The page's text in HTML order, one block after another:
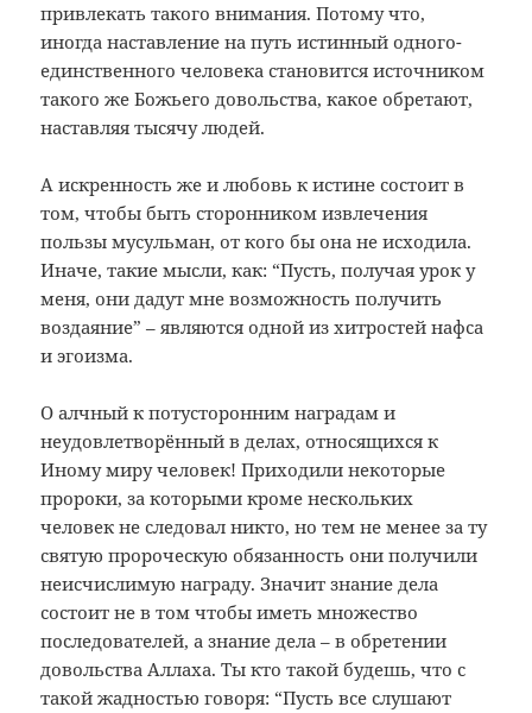
привлекать такого внимания. Потому что,
иногда наставление на путь истинный одного-
единственного человека становится источником
такого же Божьего довольства, какое обретают,
наставляя тысячу людей.
А искренность же и любовь к истине состоит в
том, чтобы быть сторонником извлечения
пользы мусульман, от кого бы она не исходила.
Иначе, такие мысли, как: “Пусть, получая урок у
меня, они дадут мне возможность получить
воздаяние” – являются одной из хитростей нафса
и эгоизма.
О алчный к потусторонним наградам и
неудовлетворённый в делах, относящихся к
Иному миру человек! Приходили некоторые
пророки, за которыми кроме нескольких
человек не следовал никто, но тем не менее за ту
святую пророческую обязанность они получили
неисчислимую награду. Значит знание дела
состоит не в том чтобы иметь множество
последователей, а знание дела – в обретении
довольства Аллаха. Ты кто такой будешь, что с
такой жадностью говоря: “Пусть все слушают